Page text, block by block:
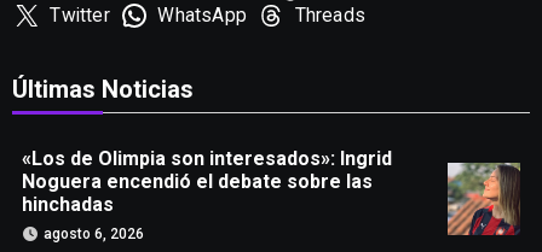
Twitter
WhatsApp Threads
Últimas Noticias
«Los de Olimpia son interesados»: Ingrid
Noguera encendió el debate sobre las
hinchadas
agosto 6, 2026